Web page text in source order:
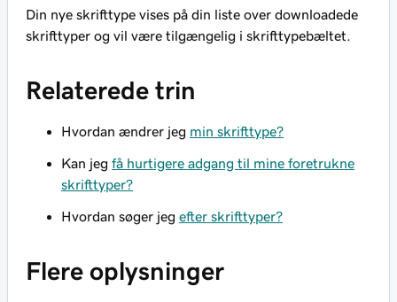
Din nye skrifttype vises på din liste over downloadede
skrifttyper og vil være tilgængelig i skrifttypebæltet.
Relaterede trin
Hvordan ændrer jeg min skrifttype?
Kan jeg få hurtigere adgang til mine foretrukne
skrifttyper?
Hvordan søger jeg efter skrifttyper?
Flere oplysninger